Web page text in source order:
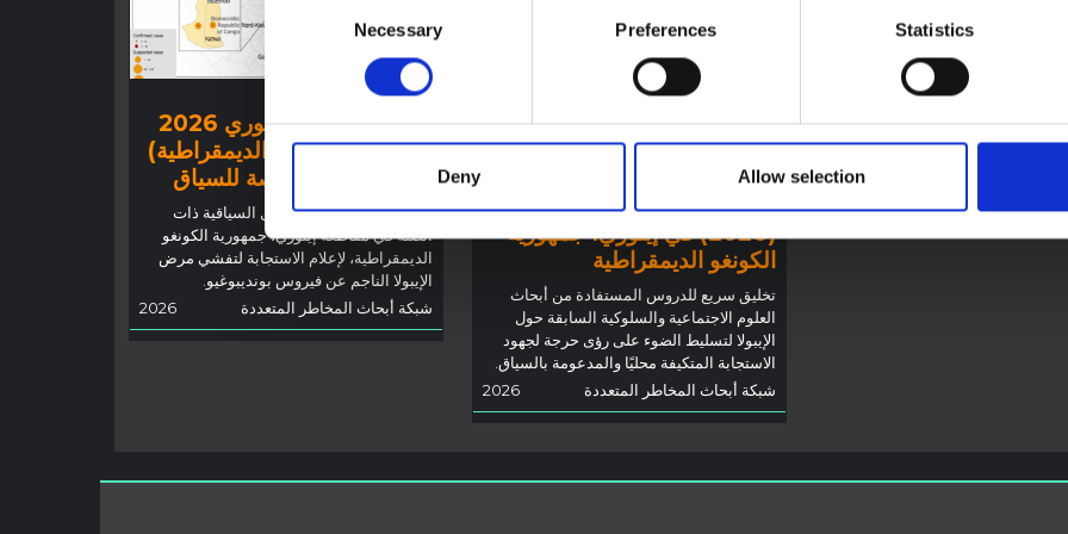
Selection
Necessary Preferences Statistics
Deny Allow selection
المذكرة خلفية سياقية حول مقاطعة
التي تتأثر حاليًا بتفشي فيروس إيبولا
لا تتناول المذكرة مباشرة الأخبار
الأخيرة في الاستجابة لفيروس
تقدم السياق العام الذي تعمل فيه
توصيات: التخليق السريع
لدروس العلوم الاجتماعية
والسلوكية حول الإيبولا من أجل
تفشي فيروس بونديبوغيو
(2026) في إيتوري، جمهورية
الكونغو الديمقراطية
تخليق سريع للدروس المستفادة من أبحاث
العلوم الاجتماعية والسلوكية السابقة حول
الإيبولا لتسليط الضوء على رؤى حرجة لجهود
الاستجابة المتكيفة محليًا والمدعومة بالسياق.
شبكة أبحاث المخاطر المتعددة
2026
توجيهات
تفشي إيبولا في إيتوري 2026
(جمهورية الكونغو الديمقراطية)
– نظرة عامة ملخصة للسياق
توضح هذه المذكرة العوامل السياقية ذات
الصلة في مقاطعة إيتوري، جمهورية الكونغو
الديمقراطية، لإعلام الاستجابة لتفشي مرض
الإيبولا الناجم عن فيروس بونديبوغيو.
شبكة أبحاث المخاطر المتعددة
2026